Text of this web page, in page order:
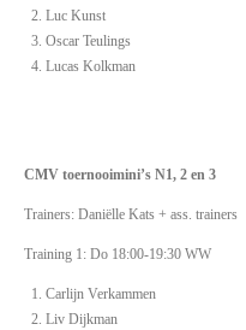
Luc Kunst
Oscar Teulings
Lucas Kolkman
CMV toernooimini’s N1, 2 en 3
Trainers: Daniëlle Kats + ass. trainers
Training 1: Do 18:00-19:30 WW
Carlijn Verkammen
Liv Dijkman